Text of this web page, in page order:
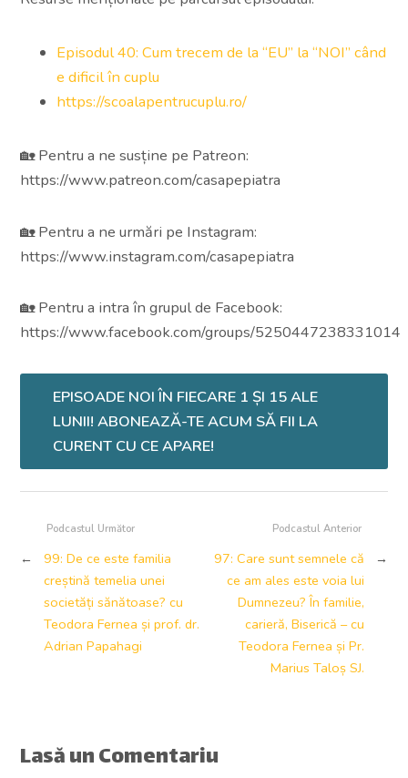
Episodul 40: Cum trecem de la “EU” la “NOI” când
e dificil în cuplu
https://scoalapentrucuplu.ro/
🏡 Pentru a ne susține pe Patreon:
https://www.patreon.com/casapepiatra
🏡 Pentru a ne urmări pe Instagram:
https://www.instagram.com/casapepiatra
🏡 Pentru a intra în grupul de Facebook:
https://www.facebook.com/groups/5250447238331014
EPISOADE NOI ÎN FIECARE 1 ȘI 15 ALE
LUNII! ABONEAZĂ-TE ACUM SĂ FII LA
CURENT CU CE APARE!
Podcastul Anterior
97: Care sunt semnele că
ce am ales este voia lui
Dumnezeu? În familie,
carieră, Biserică – cu
Teodora Fernea și Pr.
Marius Taloș SJ.
→
Podcastul Următor
←
99: De ce este familia
creștină temelia unei
societăți sănătoase? cu
Teodora Fernea și prof. dr.
Adrian Papahagi
Lasă un Comentariu